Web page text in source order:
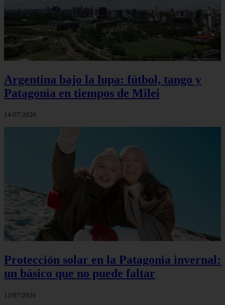
Argentina bajo la lupa: fútbol, tango y
Patagonia en tiempos de Milei
14/07/2026
Protección solar en la Patagonia invernal:
un básico que no puede faltar
13/07/2026